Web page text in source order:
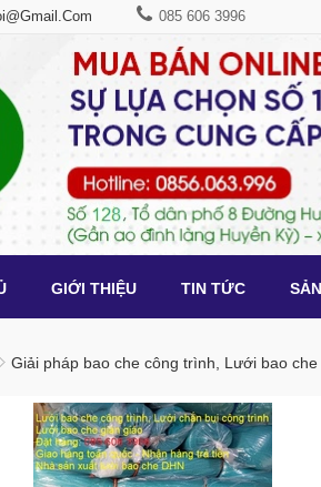
085 606 3996
GIỚI THIỆU TIN TỨC
Giải pháp bao che công trình, Lưới bao